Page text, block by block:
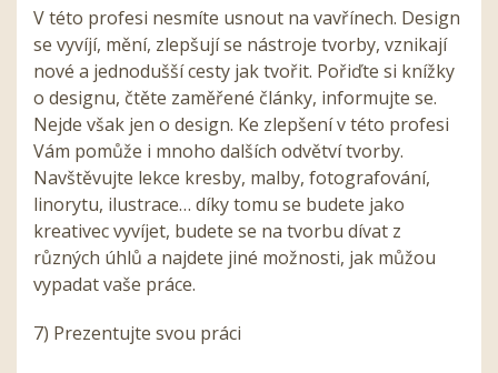
V této profesi nesmíte usnout na vavřínech. Design
se vyvíjí, mění, zlepšují se nástroje tvorby, vznikají
nové a jednodušší cesty jak tvořit. Pořiďte si knížky
o designu, čtěte zaměřené články, informujte se.
Nejde však jen o design. Ke zlepšení v této profesi
Vám pomůže i mnoho dalších odvětví tvorby.
Navštěvujte lekce kresby, malby, fotografování,
linorytu, ilustrace… díky tomu se budete jako
kreativec vyvíjet, budete se na tvorbu dívat z
různých úhlů a najdete jiné možnosti, jak můžou
vypadat vaše práce.
7) Prezentujte svou práci